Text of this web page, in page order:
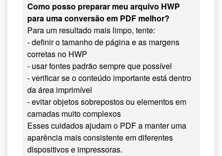
Como posso preparar meu arquivo HWP
para uma conversão em PDF melhor?
Para um resultado mais limpo, tente:
- definir o tamanho de página e as margens
corretas no HWP
- usar fontes padrão sempre que possível
- verificar se o conteúdo importante está dentro
da área imprimível
- evitar objetos sobrepostos ou elementos em
camadas muito complexos
Esses cuidados ajudam o PDF a manter uma
aparência mais consistente em diferentes
dispositivos e impressoras.